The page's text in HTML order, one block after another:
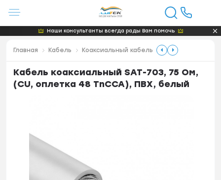
Наши консультанты всегда рады Вам помочь
Главная Кабель Коаксиальный кабель
Кабель коаксиальный SAT-703, 75 Ом,
(CU, оплетка 48 TnCCA), ПВХ, белый